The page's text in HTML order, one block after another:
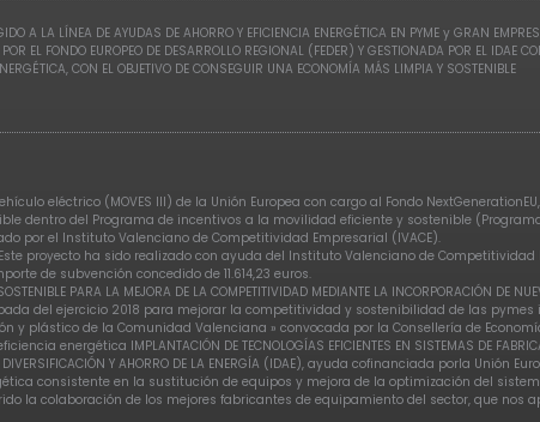
A LA LÍNEA DE AYUDAS DE AHORRO Y EFICIENCIA ENERGÉTICA EN PYME y GRAN
EL FONDO EUROPEO DE DESARROLLO REGIONAL (FEDER) Y GESTIONADA POR EL IDAE
CON EL OBJETIVO DE CONSEGUIR UNA ECONOMÍA MÁS LIMPIA Y SOSTENIBLE
eléctrico (MOVES III) de la Unión Europea con cargo al Fondo
dentro del Programa de incentivos a la movilidad eficiente y sostenible
por el Instituto Valenciano de Competitividad Empresarial (IVACE).
proyecto ha sido realizado con ayuda del Instituto Valenciano de
de subvención concedido de 11.614,23 euros.
PARA LA MEJORA DE LA COMPETITIVIDAD MEDIANTE LA INCORPORACIÓN DE
del ejercicio 2018 para mejorar la competitividad y sostenibilidad de las
plástico de la Comunidad Valenciana » convocada por la Consellería de
energética IMPLANTACIÓN DE TECNOLOGÍAS EFICIENTES EN SISTEMAS DE
DIVERSIFICACIÓN Y AHORRO DE LA ENERGÍA (IDAE), ayuda cofinanciada porla
consistente en la sustitución de equipos y mejora de la optimización del
la colaboración de los mejores fabricantes de equipamiento del sector, que